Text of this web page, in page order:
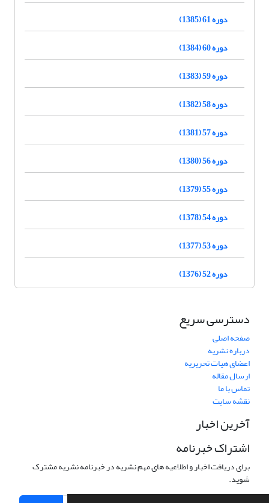
دوره 61 (1385)
دوره 60 (1384)
دوره 59 (1383)
دوره 58 (1382)
دوره 57 (1381)
دوره 56 (1380)
دوره 55 (1379)
دوره 54 (1378)
دوره 53 (1377)
دوره 52 (1376)
دسترسی سریع
صفحه اصلی
درباره نشریه
اعضای هیات تحریریه
ارسال مقاله
تماس با ما
نقشه سایت
آخرین اخبار
اشتراک خبرنامه
برای دریافت اخبار و اطلاعیه های مهم نشریه در خبرنامه نشریه مشترک
شوید.